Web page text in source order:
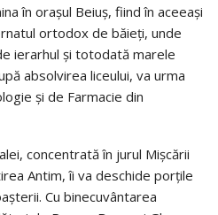
în orașul Beiuș, fiind în aceeași
ortodox de băieți, unde
ierarhul și totodată marele
absolvirea liceului, va urma
și de Farmacie din
concentrată în jurul Mișcării
Antim, îi va deschide porțile
Cu binecuvântarea